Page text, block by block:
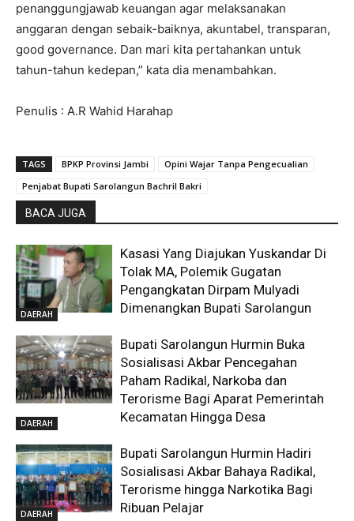
penanggungjawab keuangan agar melaksanakan
anggaran dengan sebaik-baiknya, akuntabel, transparan,
good governance. Dan mari kita pertahankan untuk
tahun-tahun kedepan,” kata dia menambahkan.
Penulis : A.R Wahid Harahap
TAGS BPKP Provinsi Jambi
Opini Wajar Tanpa Pengecualian
Penjabat Bupati Sarolangun Bachril Bakri
BACA JUGA
DAERAH
Kasasi Yang Diajukan Yuskandar Di
Tolak MA, Polemik Gugatan
Pengangkatan Dirpam Mulyadi
Dimenangkan Bupati Sarolangun
DAERAH
Bupati Sarolangun Hurmin Buka
Sosialisasi Akbar Pencegahan
Paham Radikal, Narkoba dan
Terorisme Bagi Aparat Pemerintah
Kecamatan Hingga Desa
DAERAH
Bupati Sarolangun Hurmin Hadiri
Sosialisasi Akbar Bahaya Radikal,
Terorisme hingga Narkotika Bagi
Ribuan Pelajar